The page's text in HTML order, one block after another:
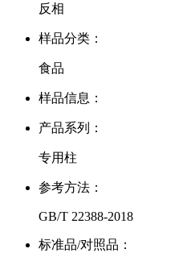
反相
样品分类：
食品
样品信息：
产品系列：
专用柱
参考方法：
GB/T 22388-2018
标准品/对照品：